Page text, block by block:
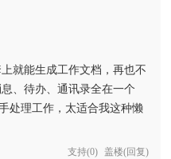
就能生成工作文档，再也不
、待办、通讯录全在一个
处理工作，太适合我这种懒
支持(0) 盖楼(回复)